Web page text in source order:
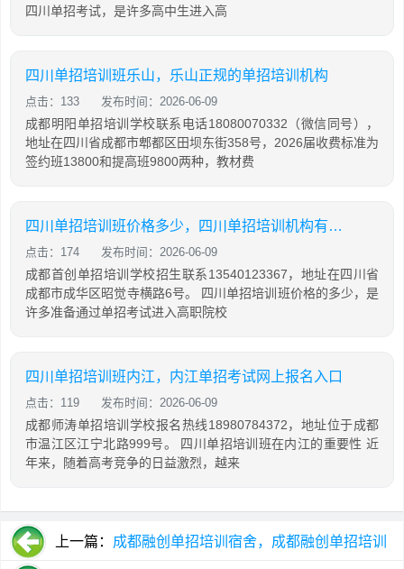
四川单招考试，是许多高中生进入高
四川单招培训班乐山，乐山正规的单招培训机构
点击：133 发布时间：2026-06-09
成都明阳单招培训学校联系电话18080070332（微信同号），
地址在四川省成都市郫都区田坝东街358号，2026届收费标准为
签约班13800和提高班9800两种，教材费
四川单招培训班价格多少，四川单招培训机构有哪些
点击：174 发布时间：2026-06-09
成都首创单招培训学校招生联系13540123367，地址在四川省
成都市成华区昭觉寺横路6号。 四川单招培训班价格的多少，是
许多准备通过单招考试进入高职院校
四川单招培训班内江，内江单招考试网上报名入口
点击：119 发布时间：2026-06-09
成都师涛单招培训学校报名热线18980784372，地址位于成都
市温江区江宁北路999号。 四川单招培训班在内江的重要性 近
年来，随着高考竞争的日益激烈，越来
上一篇： 成都融创单招培训宿舍，成都融创单招培训